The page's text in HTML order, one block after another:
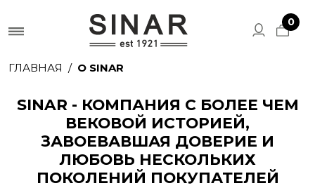
0
ГЛАВНАЯ О SINAR
SINAR - КОМПАНИЯ С БОЛЕЕ ЧЕМ
ВЕКОВОЙ ИСТОРИЕЙ,
ЗАВОЕВАВШАЯ ДОВЕРИЕ И
ЛЮБОВЬ НЕСКОЛЬКИХ
ПОКОЛЕНИЙ ПОКУПАТЕЛЕЙ